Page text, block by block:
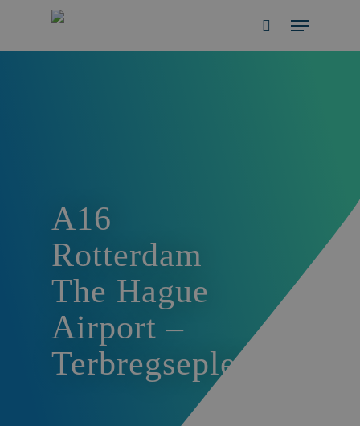
main
search
Menu
A16
Rotterdam
The Hague
Airport –
Terbregseplein